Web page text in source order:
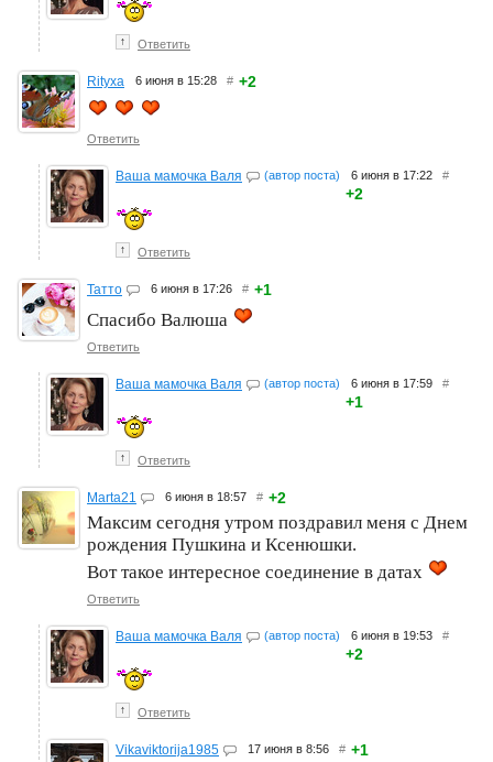
↑ Ответить
Rityxa 6 июня в 15:28 # +2
Ответить
Ваша мамочка Валя (автор поста) 6 июня в 17:22 #
+2
↑ Ответить
Татто 6 июня в 17:26 # +1
Спасибо Валюша
Ответить
Ваша мамочка Валя (автор поста) 6 июня в 17:59 #
+1
↑ Ответить
Marta21 6 июня в 18:57 # +2
Максим сегодня утром поздравил меня с Днем
рождения Пушкина и Ксенюшки.
Вот такое интересное соединение в датах
Ответить
Ваша мамочка Валя (автор поста) 6 июня в 19:53 #
+2
↑ Ответить
Vikaviktorija1985 17 июня в 8:56 # +1